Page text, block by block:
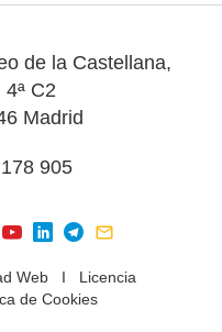
de la Castellana,
4ª C2
Madrid
905
WebI Licencia
de Cookies